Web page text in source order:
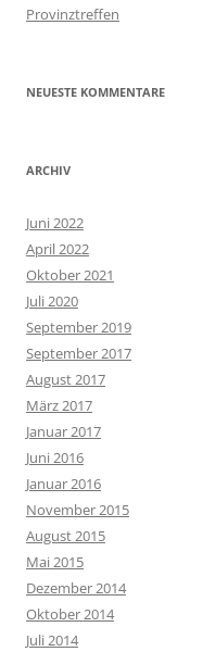
Provinztreffen
NEUESTE KOMMENTARE
ARCHIV
Juni 2022
April 2022
Oktober 2021
Juli 2020
September 2019
September 2017
August 2017
März 2017
Januar 2017
Juni 2016
Januar 2016
November 2015
August 2015
Mai 2015
Dezember 2014
Oktober 2014
Juli 2014